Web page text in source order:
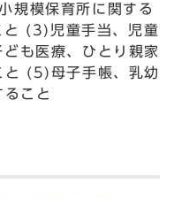
規模保育所に関する
(3)児童手当、児童
も医療、ひとり親家
と (5)母子手帳、乳幼
こと